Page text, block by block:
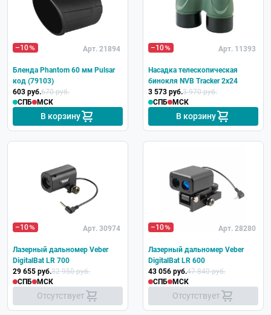
–10 Арт. 21894
Бленда Phantom 60 мм Pulsar
код (79103)
603 руб.670 руб.
СПБ
МСК
В корзину
–10 Арт. 11393
Насадка телескопическая
бинокля NVB Tracker 2x24
3 573 руб.3 970 руб.
СПБ
МСК
В корзину
–10 Арт. 30974
Лазерный дальномер Veber
DigitalBat LR 700
29 655 руб.32 950 руб.
СПБ
МСК
Отсутствует
–10 Арт. 28280
Лазерный дальномер Veber
DigitalBat LR 600
43 056 руб.47 840 руб.
СПБ
МСК
Отсутствует